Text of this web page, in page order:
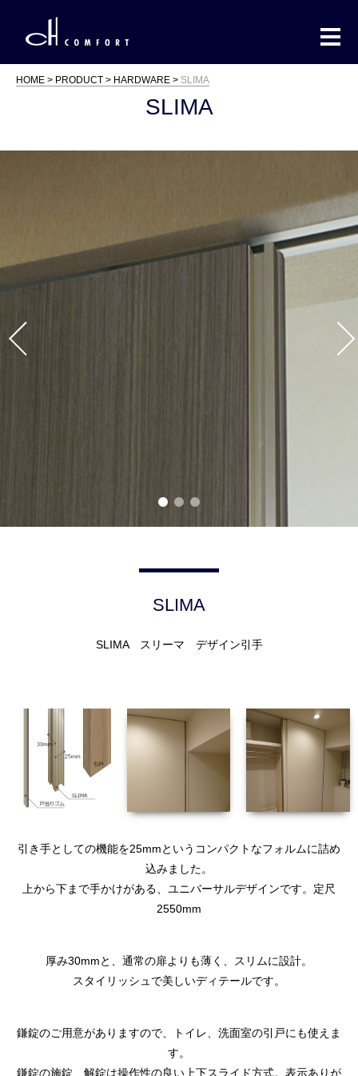
HOME PRODUCT HARDWARE SLIMA
SLIMA
SLIMA
SLIMA スリーマ デザイン引手
引き手としての機能を25mmというコンパクトなフォルムに詰め
込みました。
上から下まで手かけがある、ユニバーサルデザインです。定尺
2550mm
厚み30mmと、通常の扉よりも薄く、スリムに設計。
スタイリッシュで美しいディテールです。
鎌錠のご用意がありますので、トイレ、洗面室の引戸にも使えま
す。
鎌錠の施錠、解錠は操作性の良い上下スライド方式。表示ありが